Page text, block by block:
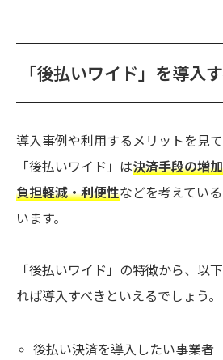
「後払いワイド」を導入
導入事例や利用するメリットを見て
「後払いワイド」は決済手段の増
負担軽減・利便性などを考えてい
います。
「後払いワイド」の特徴から、以
れば導入すべきといえるでしょう。
後払い決済を導入したい事業者